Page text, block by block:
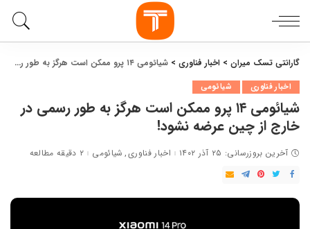
گارانتی تسک میران > اخبار فناوری > شیائومی ۱۴ پرو ممکن است هرگز به طور رسمی‌ در خارج از چین عرضه نشود!
اخبار فناوری شیائومی
شیائومی ۱۴ پرو ممکن است هرگز به طور رسمی‌ در
خارج از چین عرضه نشود!
آخرین بروزرسانی: ۲۵ آذر ۱۴۰۲ اخبار فناوری شیائومی ۲ دقیقه مطالعه